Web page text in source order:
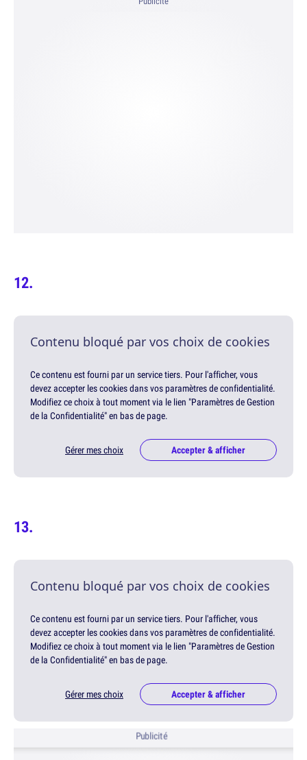
Contenu bloqué par vos choix de cookies
Ce contenu est fourni par un service tiers. Pour l'afficher, vous
devez accepter les cookies dans vos paramètres de confidentialité.
Modifiez ce choix à tout moment via le lien "Paramètres de Gestion
de la Confidentialité" en bas de page.
Gérer mes choix Accepter & afficher
Contenu bloqué par vos choix de cookies
Ce contenu est fourni par un service tiers. Pour l'afficher, vous
devez accepter les cookies dans vos paramètres de confidentialité.
Modifiez ce choix à tout moment via le lien "Paramètres de Gestion
de la Confidentialité" en bas de page.
Gérer mes choix Accepter & afficher
Publicité